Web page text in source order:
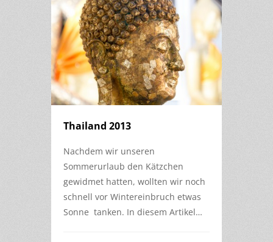
Thailand 2013
Nachdem wir unseren
Sommerurlaub den Kätzchen
gewidmet hatten, wollten wir noch
schnell vor Wintereinbruch etwas
Sonne tanken. In diesem Artikel…